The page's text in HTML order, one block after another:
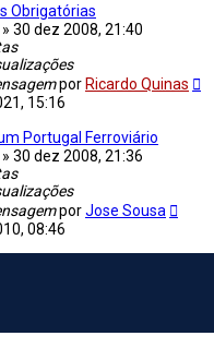
Obrigatórias
» 30 dez 2008, 21:40
por Ricardo Quinas
15:16
Portugal Ferroviário
» 30 dez 2008, 21:36
porJose Sousa
08:46